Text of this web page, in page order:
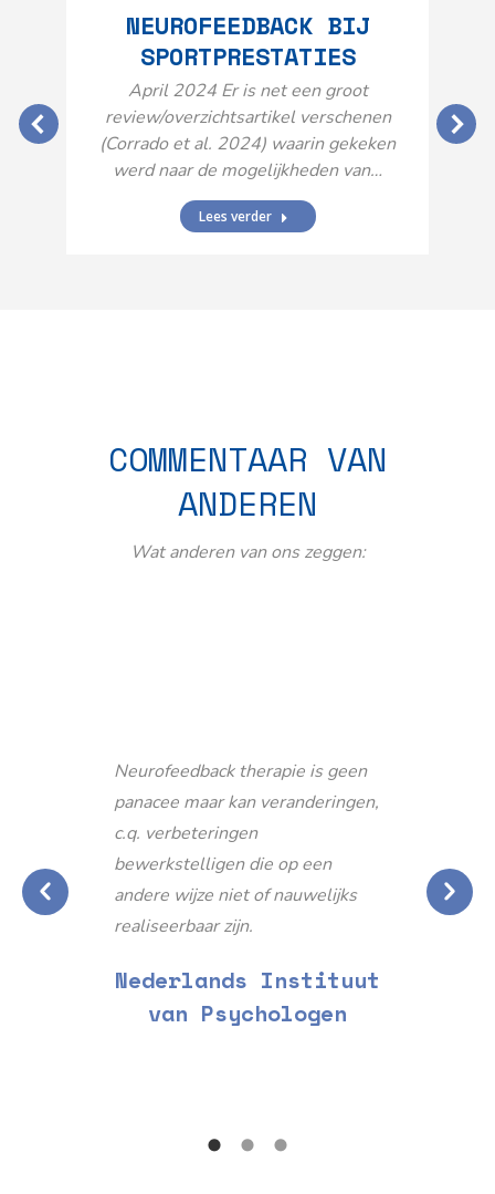
NEUROFEEDBACK BIJ
SPORTPRESTATIES
April 2024 Er is net een groot
review/overzichtsartikel verschenen
(Corrado et al. 2024) waarin gekeken
werd naar de mogelijkheden van…
Lees verder
COMMENTAAR VAN
ANDEREN
Wat anderen van ons zeggen:
Neurofeedback therapie is geen
panacee maar kan veranderingen,
c.q. verbeteringen
bewerkstelligen die op een
andere wijze niet of nauwelijks
realiseerbaar zijn.
Nederlands Instituut
van Psychologen